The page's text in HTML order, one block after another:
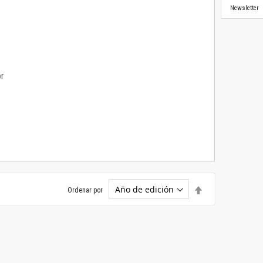
Ordenar por
descendente
Newsletter